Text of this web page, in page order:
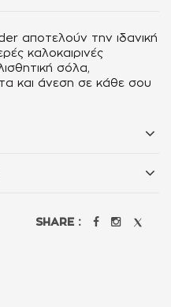
αποτελούν την ιδανική
καλοκαιρινές
σόλα,
και άνεση σε κάθε σου
SHARE :